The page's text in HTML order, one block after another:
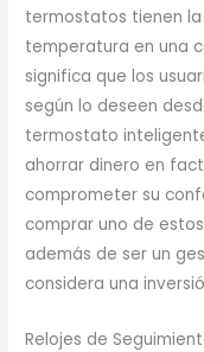
termostatos tienen
temperatura en una
significa que los
según lo deseen
termostato
ahorrar dinero en
comprometer su
comprar uno de
además de ser un
considera una
Relojes de